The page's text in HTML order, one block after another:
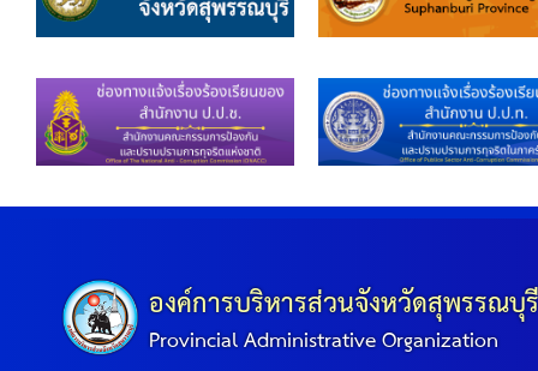
องค์การบริหารส่วนจังหวัดสุพรรณบุ
Provincial Administrative Organization